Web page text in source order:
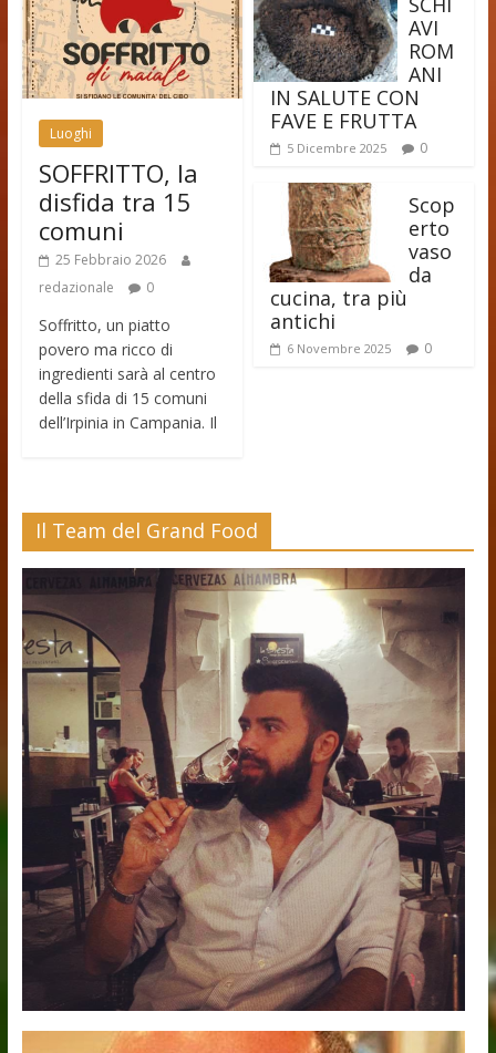
Luoghi
SOFFRITTO, la
disfida tra 15
comuni
25 Febbraio 2026
redazionale
0
Soffritto, un piatto
povero ma ricco di
ingredienti sarà al centro
della sfida di 15 comuni
dell’Irpinia in Campania. Il
AVI
ROM
ANI
IN SALUTE CON
FAVE E FRUTTA
5 Dicembre 2025 0
Scop
erto
vaso
da
cucina, tra più
antichi
6 Novembre 2025 0
Il Team del Grand Food